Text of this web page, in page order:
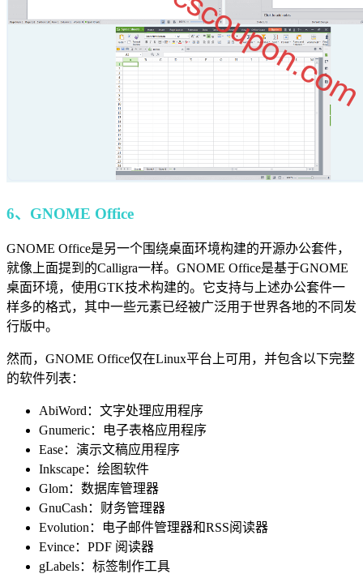
6、GNOME Office
GNOME Office是另一个围绕桌面环境构建的开源办公套件，
就像上面提到的Calligra一样。GNOME Office是基于GNOME
桌面环境，使用GTK技术构建的。它支持与上述办公套件一
样多的格式，其中一些元素已经被广泛用于世界各地的不同发
行版中。
然而，GNOME Office仅在Linux平台上可用，并包含以下完整
的软件列表：
AbiWord：文字处理应用程序
Gnumeric：电子表格应用程序
Ease：演示文稿应用程序
Inkscape：绘图软件
Glom：数据库管理器
GnuCash：财务管理器
Evolution：电子邮件管理器和RSS阅读器
Evince：PDF 阅读器
gLabels：标签制作工具